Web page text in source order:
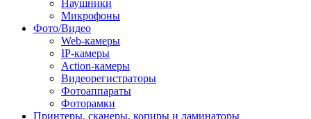
Наушники
Микрофоны
Фото/Видео
Web-камеры
IP-камеры
Action-камеры
Видеорегистраторы
Фотоаппараты
Фоторамки
Принтеры, сканеры, копиры и ламинаторы